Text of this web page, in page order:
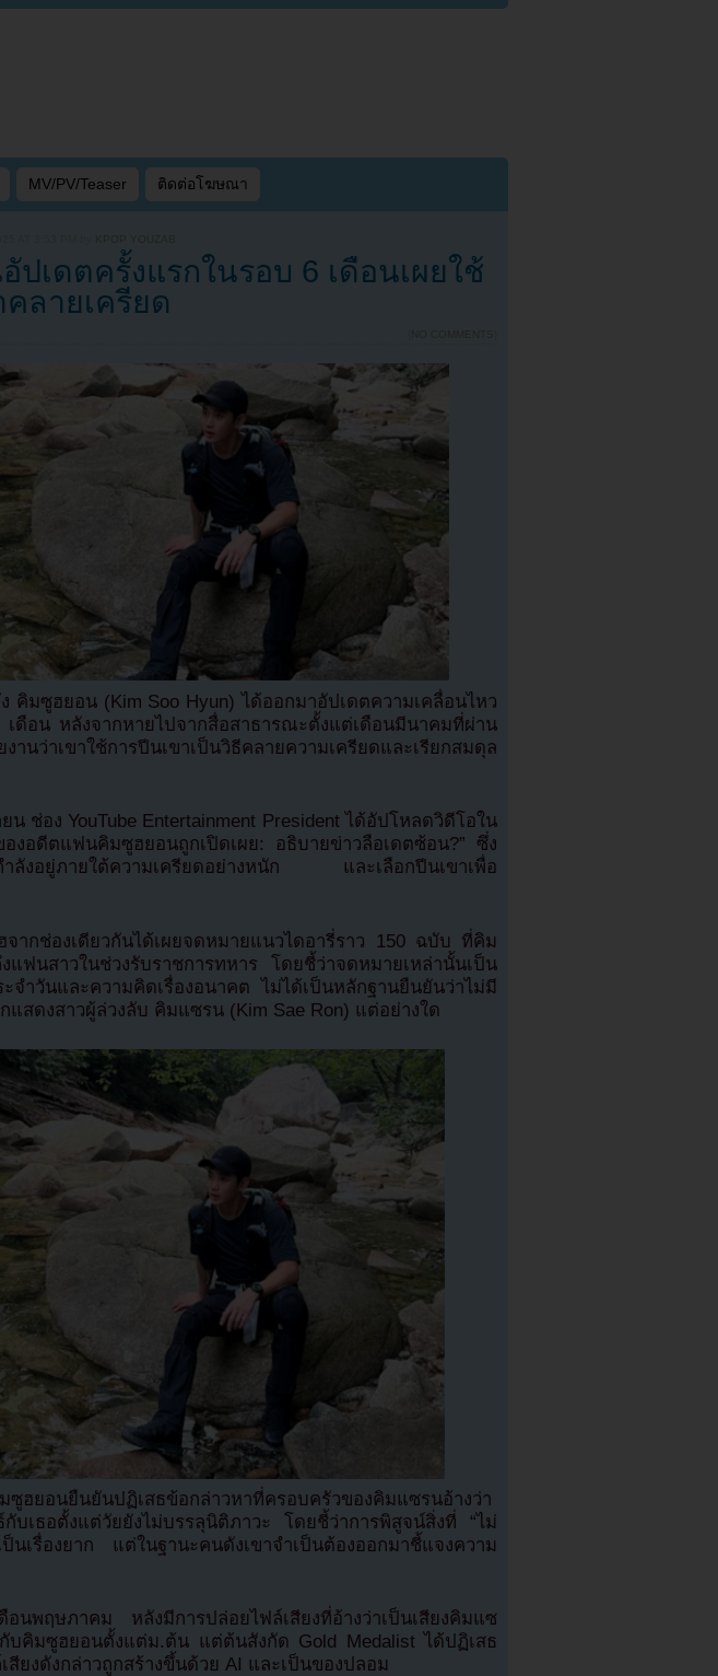
MV/PV/Teaser ติดต่อโฆษณา
KPOP YOUZAB
ปเดตครั้งแรกในรอบ 6 เดือนเผยใช้
ลายเครียด
NO COMMENTS
คิมซูฮยอน (Kim Soo Hyun) ได้ออกมาอัปเดตความเคลื่อนไหว
เดือน หลังจากหายไปจากสื่อสาธารณะตั้งแต่เดือนมีนาคมที่ผ่าน
าเขาใช้การปีนเขาเป็นวิธีคลายความเครียดและเรียกสมดุล
น ช่อง YouTube Entertainment President ได้อัปโหลดวิดีโอใน
งอดีตแฟนคิมซูฮยอนถูกเปิดเผย: อธิบายข่าวลือเดตซ้อน?” ซึ่ง
ำลังอยู่ภายใต้ความเครียดอย่างหนัก และเลือกปีนเขาเพื่อ
ากช่องเดียวกันได้เผยจดหมายแนวไดอารี่ราว 150 ฉบับ ที่คิม
แฟนสาวในช่วงรับราชการทหาร โดยชี้ว่าจดหมายเหล่านั้นเป็น
จำวันและความคิดเรื่องอนาคต ไม่ได้เป็นหลักฐานยืนยันว่าไม่มี
สดงสาวผู้ล่วงลับ คิมแซรน (Kim Sae Ron) แต่อย่างใด
ซูฮยอนยืนยันปฏิเสธข้อกล่าวหาที่ครอบครัวของคิมแซรนอ้างว่า
บเธอตั้งแต่วัยยังไม่บรรลุนิติภาวะ โดยชี้ว่าการพิสูจน์สิ่งที่ “ไม่
นเรื่องยาก แต่ในฐานะคนดังเขาจำเป็นต้องออกมาชี้แจงความ
อนพฤษภาคม หลังมีการปล่อยไฟล์เสียงที่อ้างว่าเป็นเสียงคิมแซ
กับคิมซูฮยอนตั้งแต่ม.ต้น แต่ต้นสังกัด Gold Medalist ได้ปฏิเสธ
สียงดังกล่าวถูกสร้างขึ้นด้วย AI และเป็นของปลอม